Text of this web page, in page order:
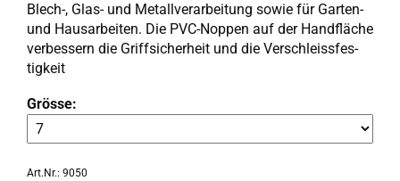
Blech-​, Glas- und Me­tall­ver­ar­bei­tung sowie für Garten-​
und Haus­ar­bei­ten. Die PVC-​Noppen auf der Hand­flä­che
ver­bes­sern die Griff­si­cher­heit und die Ver­schleiss­fes­
tig­keit
Grösse:
Art.Nr.: 9050